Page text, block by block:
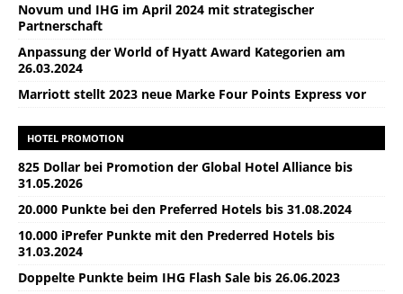
Novum und IHG im April 2024 mit strategischer
Partnerschaft
Anpassung der World of Hyatt Award Kategorien am
26.03.2024
Marriott stellt 2023 neue Marke Four Points Express vor
HOTEL PROMOTION
825 Dollar bei Promotion der Global Hotel Alliance bis
31.05.2026
20.000 Punkte bei den Preferred Hotels bis 31.08.2024
10.000 iPrefer Punkte mit den Prederred Hotels bis
31.03.2024
Doppelte Punkte beim IHG Flash Sale bis 26.06.2023